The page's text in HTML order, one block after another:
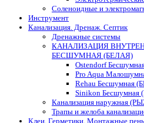
Соленоидные и
Инструмент
Канализация. Дренаж. Септик
Дренажные системы
КАНАЛИЗАЦИЯ
БЕСШУМНАЯ (БЕЛАЯ)
Ostendorf
Pro Aqua
Rehau Бесшумная
Sinikon Бесшумная
Канализация наружная
Трапы и желоба
Клеи. Герметики. Монтажные